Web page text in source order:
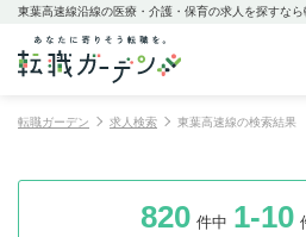
東葉高速線沿線の医療・介護・保育の求人を探すなら
転職ガーデン 求人検索 東葉高速線の検索結果
820 件中 1-10